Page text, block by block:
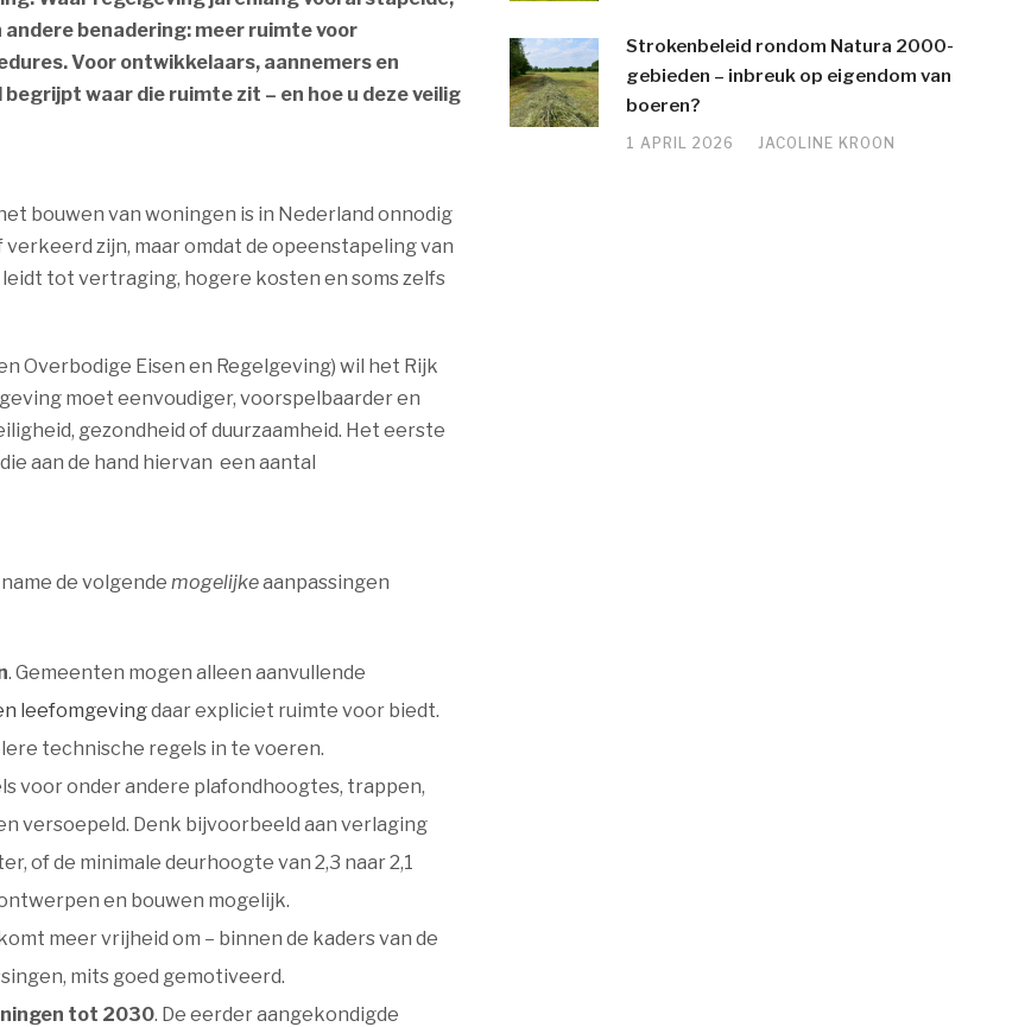
benadering: meer ruimte voor
Voor ontwikkelaars, aannemers en
waar die ruimte zit – en hoe u deze veilig
bouwen van woningen is in Nederland onnodig
zijn, maar omdat de opeenstapeling van
tot vertraging, hogere kosten en soms zelfs
Overbodige Eisen en Regelgeving) wil het Rijk
moet eenvoudiger, voorspelbaarder en
gezondheid of duurzaamheid. Het eerste
aan de hand hiervan een aantal
de volgende mogelijkeaanpassingen
. Gemeenten mogen alleen aanvullende
leefomgevingdaar expliciet ruimte voor biedt.
technische regels in te voeren.
voor onder andere plafondhoogtes, trappen,
versoepeld. Denk bijvoorbeeld aan verlaging
of de minimale deurhoogte van 2,3 naar 2,1
en bouwen mogelijk.
meer vrijheid om – binnen de kaders van de
mits goed gemotiveerd.
tot 2030. De eerder aangekondigde
Strokenbeleid rondom Natura 2000-
gebieden – inbreuk op eigendom van
boeren?
1 APRIL 2026 JACOLINE KROON